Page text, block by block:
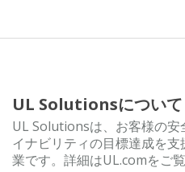
UL Solutionsについて
UL Solutionsは、お客様の安
イナビリティの目標達成を
業です。詳細はUL.comをご覧